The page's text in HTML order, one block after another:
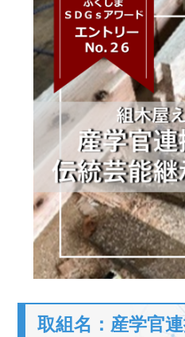
取組名：産学官